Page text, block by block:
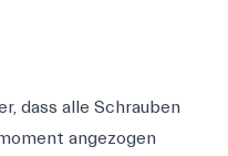
dass alle Schrauben
angezogen